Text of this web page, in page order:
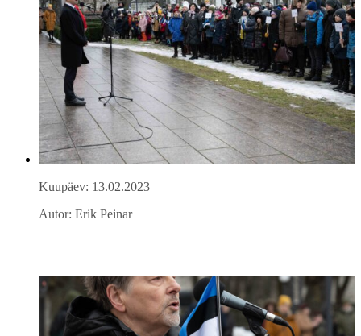
Kuupäev: 13.02.2023
Autor: Erik Peinar